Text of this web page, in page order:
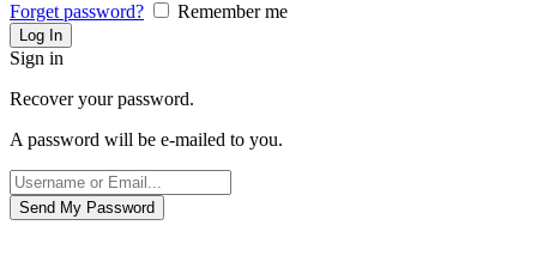
Forget password? Remember me
Sign in
Recover your password.
A password will be e-mailed to you.